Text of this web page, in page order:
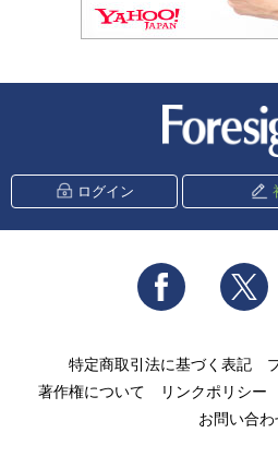
ログイン
Facebook
特定商取引法に基づく表記
著作権について
リンクポリシー
お問い合わ